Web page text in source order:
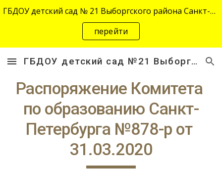
Skip to main content Skip to navigation
ГБДОУ детский сад № 21 Выборгского района Санкт-Петербурга переехал на новый адрес "site-2645.siteedu.ru".
перейти
ГБДОУ детский сад №21 Выборгского района Санкт-Петербурга
Распоряжение Комитета
по образованию Санкт-
Петербурга №878-р от
31.03.2020